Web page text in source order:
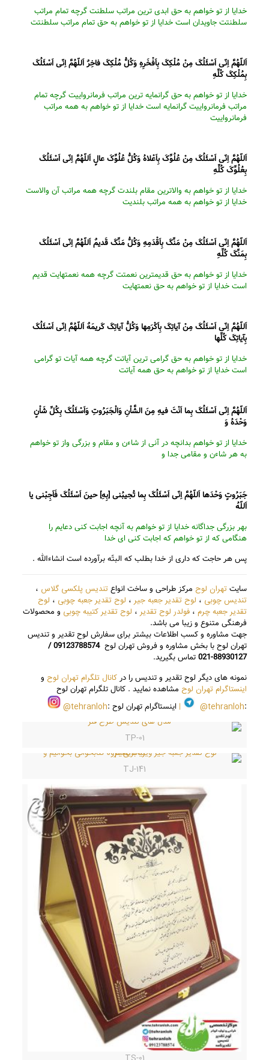
خدایا از تو خواهم به حق ابدى ترین مراتب سلطنت گرچه تمام مراتب
سلطنتت جاویدان است خدایا از تو خواهم به حق تمام مراتب سلطنتت
اَللّهُمَّ اِنّى اَسْئَلُکَ مِنْ مُلْکِکَ بِاَفْخَرِهِ وَکُلُّ مُلْکِکَ فاخِرٌ اَللّهُمَّ اِنّى اَسْئَلُکَ
بِمُلْکِکَ کُلِّهِ
خدایا از تو خواهم به حق گرانمایه ترین مراتب فرمانرواییت گرچه تمام
مراتب فرمانرواییت گرانمایه است خدایا از تو خواهم به همه مراتب
فرمانرواییت
اَللّهُمَّ اِنّى اَسْئَلُکَ مِنْ عُلُوِّکَ بِاَعْلاهُ وَکُلُّ عُلُوِّکَ عالٍ اَللّهُمَّ اِنّى اَسْئَلُکَ
بِعُلُوِّکَ کُلِّهِ
خدایا از تو خواهم به والاترین مقام بلندت گرچه همه مراتب آن والاست
خدایا از تو خواهم به همه مراتب بلندیت
اَللّهُمَّ اِنّى اَسْئَلُکَ مِنْ مَنِّکَ بِاَقْدَمِهِ وَکُلُّ مَنِّکَ قَدیمٌ اَللّهُمَّ اِنّى اَسْئَلُکَ
بِمَنِّکَ کُلِّهِ
خدایا از تو خواهم به حق قدیمترین نعمتت گرچه همه نعمتهایت قدیم
است خدایا از تو خواهم به حق نعمتهایت
اَللّهُمَّ اِنّى اَسْئَلُکَ مِنْ آیاتِکَ بِاَکْرَمِها وَکُلُّ آیاتِکَ کَریمَهٌ اَللّهُمَّ اِنّى اَسْئَلُکَ
بِآیاتِکَ کُلِّها
خدایا از تو خواهم به حق گرامى ترین آیاتت گرچه همه آیات تو گرامى
است خدایا از تو خواهم به حق همه آیاتت
اَللّهُمَّ اِنّى اَسْئَلُکَ بِما اَنْتَ فیهِ مِنَ الشَّاْنِ وَالْجَبَرُوتِ وَاَسْئَلُکَ بِکُلِّ شَاْنٍ
وَحْدَهُ وَ
خدایا از تو خواهم بدانچه در آنى از شاءن و مقام و بزرگى واز تو خواهم
به هر شاءن و مقامى جدا و
جَبَرُوتٍ وَحْدَها اَللّهُمَّ اِنّى اَسْئَلُکَ بِما تُجیبُنى [بِهِ] حینَ اَسْئَلُکَ فَاَجِبْنى یا
اَللّهُ
بهر بزرگى جداگانه خدایا از تو خواهم به آنچه اجابت کنى دعایم را
هنگامى که از تو خواهم که اجابت کنى اى خدا
پس هر حاجت که دارى از خدا بطلب که البتّه برآورده است انشاءالله .
سایت تهران لوح مرکز طراحی و ساخت انواع تندیس پلکسی گلاس ،
تندیس چوبی ، لوح تقدیر جعبه جیر ، لوح تقدیر جعبه چوبی ، لوح
تقدیر جعبه چرم، فولدر لوح تقدیر ، لوح تقدیر کتیبه چوبی و محصولات
فرهنگی متنوع و زیبا می باشد.
جهت مشاوره و کسب اطلاعات بیشتر برای سفارش لوح تقدیر و تندیس
تهران لوح با بخش مشاوره و فروش تهران لوح
09123788574 /
88930127-021
تماس بگیرید.
نمونه های دیگر لوح تقدیر و تندیس را در کانال تلگرام تهران لوح و
اینستاگرام تهران لوح مشاهده نمایید . کانال تلگرام تهران لوح
:
tehranloh@
| اینستاگرام تهران لوح :tehranloh@
TP-01
TJ-141